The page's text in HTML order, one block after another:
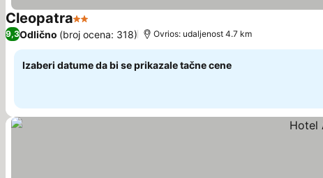
Cleopatra2 ZvezdicePogledaj cene
9,3Odlično (broj ocena: 318) Ovrios: udaljenost 4.7 km
Izaberi datume da bi se prikazale tačne cene